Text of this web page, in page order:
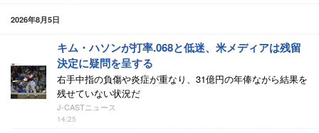
2026年8月5日
キム・ハソンが打率.068と低迷、米メディアは残留
決定に疑問を呈する
右手中指の負傷や炎症が重なり、31億円の年俸ながら結果を
残せていない状況だ
J-CASTニュース
14:25